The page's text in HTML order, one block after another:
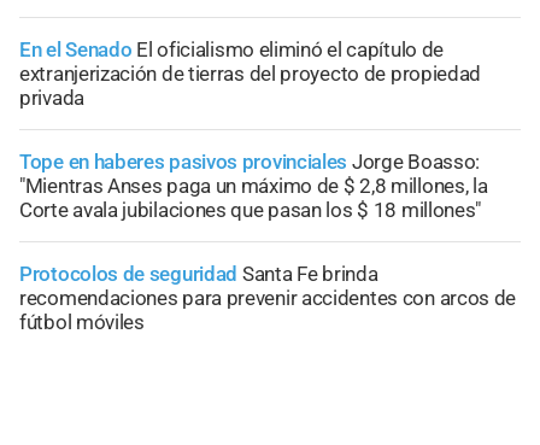
En el Senado El oficialismo eliminó el capítulo de
extranjerización de tierras del proyecto de propiedad
privada
Tope en haberes pasivos provinciales Jorge Boasso:
"Mientras Anses paga un máximo de $ 2,8 millones, la
Corte avala jubilaciones que pasan los $ 18 millones"
Protocolos de seguridad Santa Fe brinda
recomendaciones para prevenir accidentes con arcos de
fútbol móviles